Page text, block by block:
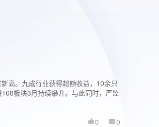
高。九成行业获得超额收益，10余只
板块3月持续攀升。与此同时，严监
0
0